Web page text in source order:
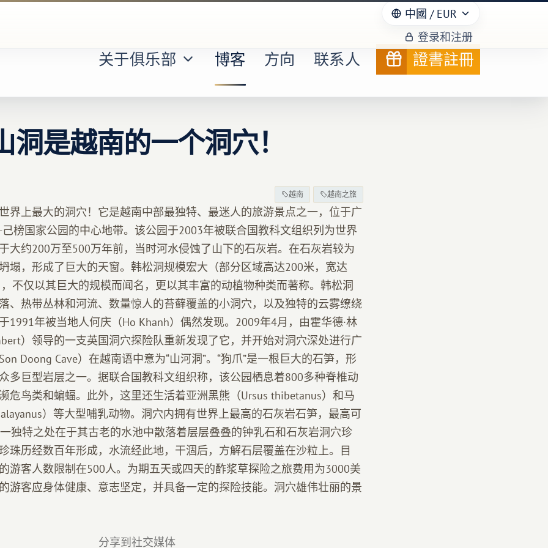
中國 / EUR
登录和注册
关于俱乐部 博客 方向 联系人 證書註冊
洞是越南的一个洞穴！
越南 越南之旅
界上最大的洞穴！它是越南中部最独特、最迷人的旅游景点之一，位于广
榜国家公园的中心地带。该公园于2003年被联合国教科文组织列为世界
大约200万至500万年前，当时河水侵蚀了山下的石灰岩。在石灰岩较为
塌，形成了巨大的天窗。韩松洞规模宏大（部分区域高达200米，宽达
不仅以其巨大的规模而闻名，更以其丰富的动植物种类而著称。韩松洞
、热带丛林和河流、数量惊人的苔藓覆盖的小洞穴，以及独特的云雾缭绕
1991年被当地人何庆（Ho Khanh）偶然发现。2009年4月，由霍华德·林
）领导的一支英国洞穴探险队重新发现了它，并开始对洞穴深处进行广
Doong Cave）在越南语中意为“山河洞”。“狗爪”是一根巨大的石笋，形
多巨型岩层之一。据联合国教科文组织称，该公园栖息着800多种脊椎动
危鸟类和蝙蝠。此外，这里还生活着亚洲黑熊（Ursus thibetanus）和马
）等大型哺乳动物。洞穴内拥有世界上最高的石灰岩石笋，最高可
独特之处在于其古老的水池中散落着层层叠叠的钟乳石和石灰岩洞穴珍
珠历经数百年形成，水流经此地，干涸后，方解石层覆盖在沙粒上。目
游客人数限制在500人。为期五天或四天的酢浆草探险之旅费用为3000美
游客应身体健康、意志坚定，并具备一定的探险技能。洞穴雄伟壮丽的景
分享到社交媒体